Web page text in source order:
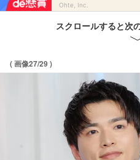
Ohte, Inc.
スクロールすると次
( 画像27/29 )